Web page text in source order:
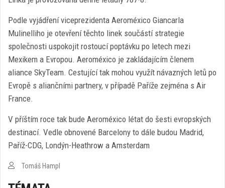
Podle vyjádření viceprezidenta Aeroméxico Giancarla
Mulinelliho je otevření těchto linek součástí strategie
společnosti uspokojit rostoucí poptávku po letech mezi
Mexikem a Evropou. Aeroméxico je zakládajícím členem
aliance SkyTeam. Cestující tak mohou využít návazných letů po
Evropě s aliančními partnery, v případě Paříže zejména s Air
France.
V příštím roce tak bude Aeroméxico létat do šesti evropských
destinací. Vedle obnovené Barcelony to dále budou Madrid,
Paříž-CDG, Londýn-Heathrow a Amsterdam
Tomáš Hampl